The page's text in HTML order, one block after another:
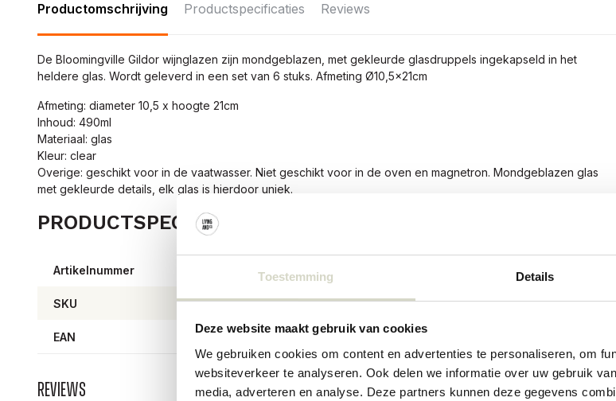
Toestemming Details
Deze website maakt gebruik van cookies
We gebruiken cookies om content en advertenties te personaliseren, om
websiteverkeer te analyseren. Ook delen we informatie over uw gebruik
media, adverteren en analyse. Deze partners kunnen deze gegevens
Productomschrijving Productspecificaties Reviews
De Bloomingville Gildor wijnglazen zijn mondgeblazen, met gekleurde glasdruppels ingekapseld in het
heldere glas. Wordt geleverd in een set van 6 stuks. Afmeting Ø10,5x21cm
Afmeting: diameter 10,5 x hoogte 21cm
Inhoud: 490ml
Materiaal: glas
Kleur: clear
Overige: geschikt voor in de vaatwasser. Niet geschikt voor in de oven en magnetron. Mondgeblazen glas
met gekleurde details, elk glas is hierdoor uniek.
PRODUCTSPECIFICATIES
Artikelnummer
SKU 82061334
EAN 5711173331420
Reviews